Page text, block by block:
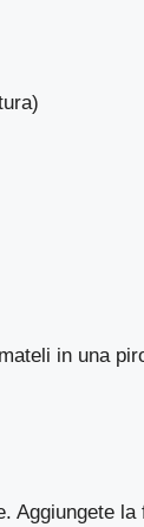
in una
Aggiungete la